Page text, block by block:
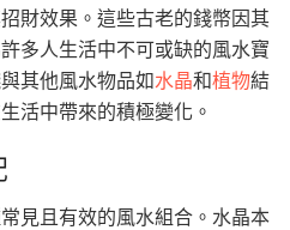
財效果。這些古老的錢幣因其
多人生活中不可或缺的風水寶
其他風水物品如水晶和植物結
活中帶來的積極變化。
見且有效的風水組合。水晶本